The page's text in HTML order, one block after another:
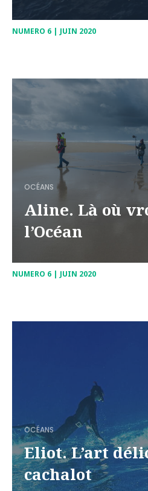
NUMERO 6 | JUIN 2020
OCÉANS
Aline. Là où
l’Océan
NUMERO 6 | JUIN 2020
OCÉANS
Eliot. L’art
cachalot